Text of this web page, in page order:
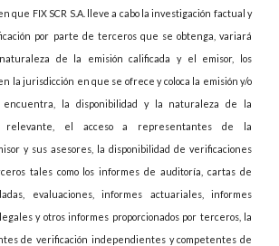
que FIX SCR S.A. lleve a cabo la investigación factual y
por parte de terceros que se obtenga, variará
de la emisión calificada y el emisor, los
la jurisdicción en que se ofrece y coloca la emisión y/o
la disponibilidad y la naturaleza de la
relevante, el acceso a representantes de la
y sus asesores, la disponibilidad de verificaciones
tales como los informes de auditoría, cartas de
evaluaciones, informes actuariales, informes
y otros informes proporcionados por terceros, la
de verificación independientes y competentes de